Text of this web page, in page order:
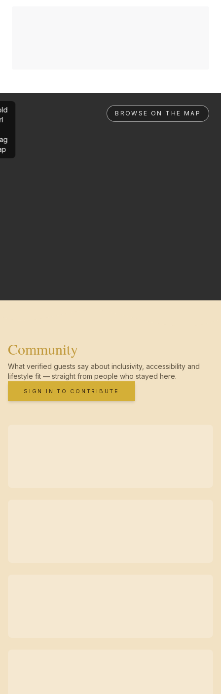
BROWSE ON THE MAP
Community
What verified guests say about inclusivity, accessibility and
lifestyle fit — straight from people who stayed here.
SIGN IN TO CONTRIBUTE